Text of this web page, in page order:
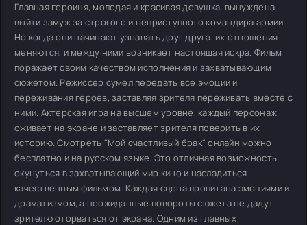
Главная героиня, молодая и красивая девушка, вынуждена
выйти замуж за строгого и неприступного командира армии.
Но когда они начинают узнавать друг друга, их отношения
меняются, и между ними возникает настоящая искра. Фильм
поражает своим качеством исполнения и захватывающим
сюжетом. Режиссер сумел передать все эмоции и
переживания героев, заставляя зрителя переживать вместе с
ними. Актерская игра на высшем уровне, каждый персонаж
оживает на экране и заставляет зрителя поверить в их
историю. Смотреть "Мой счастливый брак" онлайн можно
бесплатно и на русском языке. Это отличная возможность
окунуться в захватывающий мир кино и насладиться
качественным фильмом. Каждая сцена пропитана эмоциями и
драматизмом, а неожиданные повороты сюжета не дадут
зрителю оторваться от экрана. Одним из главных